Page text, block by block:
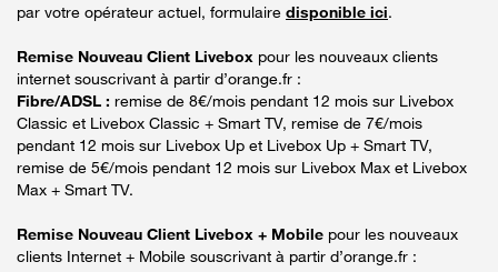
par votre opérateur actuel, formulaire disponible ici.
Remise Nouveau Client Livebox pour les nouveaux clients
internet souscrivant à partir d’orange.fr :
Fibre/ADSL : remise de 8€/mois pendant 12 mois sur Livebox
Classic et Livebox Classic + Smart TV, remise de 7€/mois
pendant 12 mois sur Livebox Up et Livebox Up + Smart TV,
remise de 5€/mois pendant 12 mois sur Livebox Max et Livebox
Max + Smart TV.
Remise Nouveau Client Livebox + Mobile pour les nouveaux
clients Internet + Mobile souscrivant à partir d’orange.fr :